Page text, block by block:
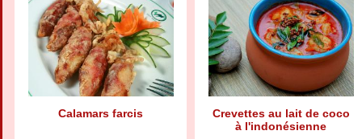
Calamars farcis
Crevettes au lait de coco
à l'indonésienne